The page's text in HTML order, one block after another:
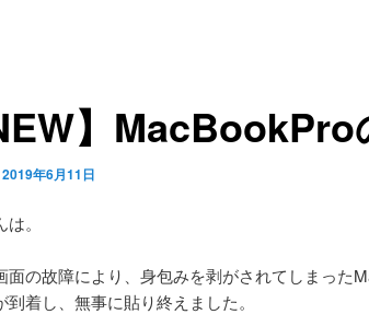
】
2019年6月11日
。
面の故障により、身包みを剥がされてしまった
到着し、無事に貼り終えました。